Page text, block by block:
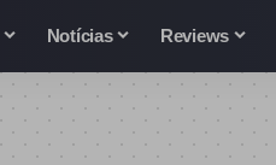
Notícias Reviews